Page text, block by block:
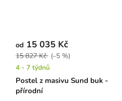
Postel z masivu Sund buk -
přírodní
od 15 035 Kč
15 827 Kč (–5 %)
4 - 7 týdnů